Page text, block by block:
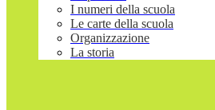
I numeri della scuola
Le carte della scuola
Organizzazione
La storia